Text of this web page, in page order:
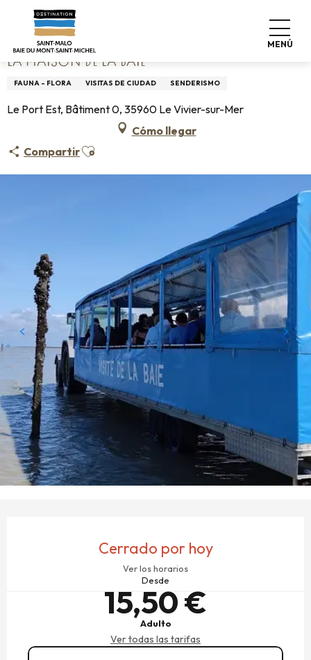
contenu
principal
MENÚ
Home La Maison de la Baie
LA MAISON DE LA BAIE
FAUNA - FLORA VISITAS DE CIUDAD SENDERISMO
Le Port Est, Bâtiment 0, 35960 Le Vivier-sur-Mer
Cómo llegar
CompartirAjouter aux favoris
Cerrado por hoy
Ver los horarios
Desde
15,50 €
Adulto
Ver todas las tarifas